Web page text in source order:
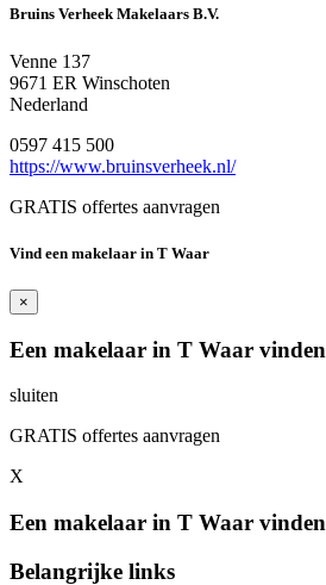
Bruins Verheek Makelaars B.V.
Venne 137
9671 ER Winschoten
Nederland
0597 415 500
https://www.bruinsverheek.nl/
GRATIS offertes aanvragen
Vind een makelaar in T Waar
×
Een makelaar in T Waar vinden
sluiten
GRATIS offertes aanvragen
X
Een makelaar in T Waar vinden
Belangrijke links